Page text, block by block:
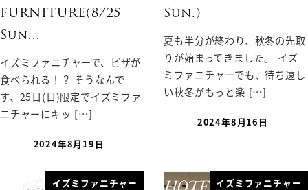
FURNITURE(8/25
Sun…
イズミファニチャーで、ピザが
食べられる！？ そうなんで
す、25日(日)限定でイズミファ
ニチャーにキッ […]
2024年8月19日
Sun.)
夏も半分が終わり、秋冬の先取
りが始まってきました。 イズ
ミファニチャーでも、待ち遠し
い秋冬がもっと楽 […]
2024年8月16日
イズミファニチャー イズミファニチャー